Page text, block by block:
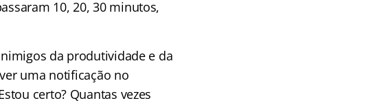
10, 20, 30 minutos,
da produtividade e da
uma notificação no
certo? Quantas vezes